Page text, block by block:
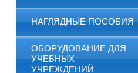
НАГЛЯДНЫЕ ПОСОБИЯ
ОБОРУДОВАНИЕ ДЛЯ
УЧЕБНЫХ
УЧРЕЖДЕНИЙ